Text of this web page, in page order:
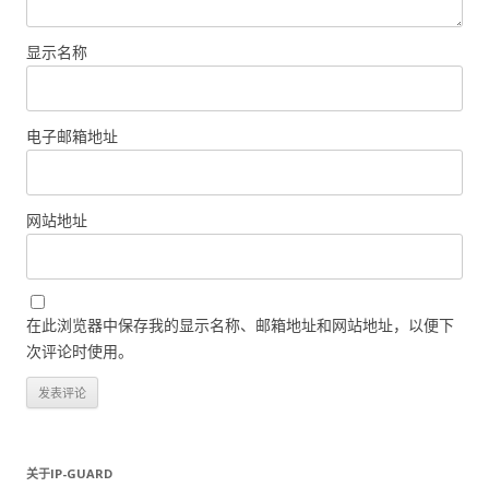
显示名称
电子邮箱地址
网站地址
在此浏览器中保存我的显示名称、邮箱地址和网站地址，以便下
次评论时使用。
关于IP-GUARD